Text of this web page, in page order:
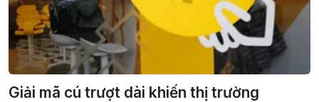
Giải mã cú trượt dài khiến thị trường